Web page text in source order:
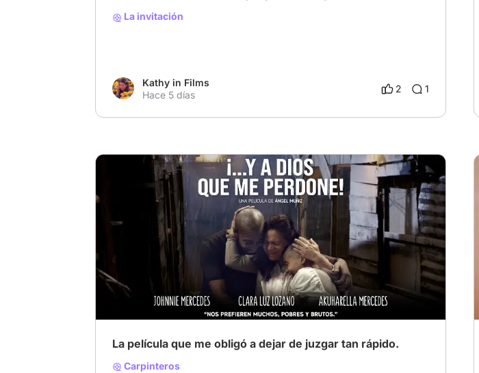
La invitación
Kathy in Films
Hace 5 días
2 1
# Ángel Muñiz # Johnnie Mercedes # Cine social
La película que me obligó a dejar de juzgar tan rápido.
Carpinteros